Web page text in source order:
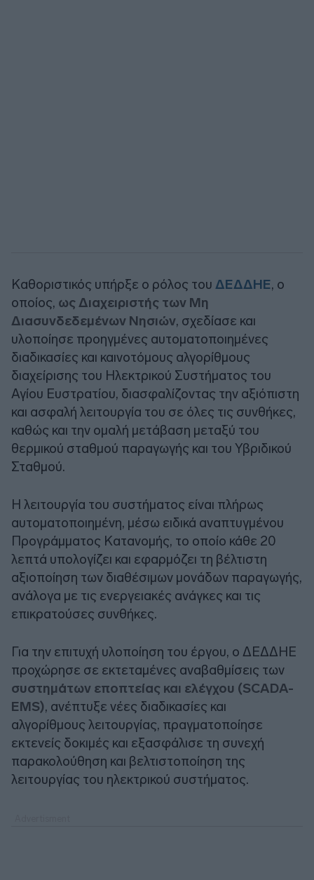
Καθοριστικός υπήρξε ο ρόλος του ΔΕΔΔΗΕ, ο
οποίος, ως Διαχειριστής των Μη
Διασυνδεδεμένων Νησιών, σχεδίασε και
υλοποίησε προηγμένες αυτοματοποιημένες
διαδικασίες και καινοτόμους αλγορίθμους
διαχείρισης του Ηλεκτρικού Συστήματος του
Αγίου Ευστρατίου, διασφαλίζοντας την αξιόπιστη
και ασφαλή λειτουργία του σε όλες τις συνθήκες,
καθώς και την ομαλή μετάβαση μεταξύ του
θερμικού σταθμού παραγωγής και του Υβριδικού
Σταθμού.
Η λειτουργία του συστήματος είναι πλήρως
αυτοματοποιημένη, μέσω ειδικά αναπτυγμένου
Προγράμματος Κατανομής, το οποίο κάθε 20
λεπτά υπολογίζει και εφαρμόζει τη βέλτιστη
αξιοποίηση των διαθέσιμων μονάδων παραγωγής,
ανάλογα με τις ενεργειακές ανάγκες και τις
επικρατούσες συνθήκες.
Για την επιτυχή υλοποίηση του έργου, ο ΔΕΔΔΗΕ
προχώρησε σε εκτεταμένες αναβαθμίσεις των
συστημάτων εποπτείας και ελέγχου (SCADA-
EMS), ανέπτυξε νέες διαδικασίες και
αλγορίθμους λειτουργίας, πραγματοποίησε
εκτενείς δοκιμές και εξασφάλισε τη συνεχή
παρακολούθηση και βελτιστοποίηση της
λειτουργίας του ηλεκτρικού συστήματος.